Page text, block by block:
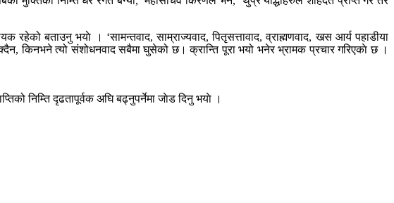
रहेको बताउनु भयाे । ‘सामन्तवाद, साम्राज्यवाद, पितृसत्तावाद, व्राह्मणवाद, खस आर्य पहाडीया
किनभने त्यो संशोधनवाद सबैमा घुसेको छ। क्रान्ति पूरा भयो भनेर भ्रामक प्रचार गरिएकाे छ ।
निम्ति दृढतापूर्वक अघि बढ्नुपर्नेमा जाेड दिनु भयाे ।